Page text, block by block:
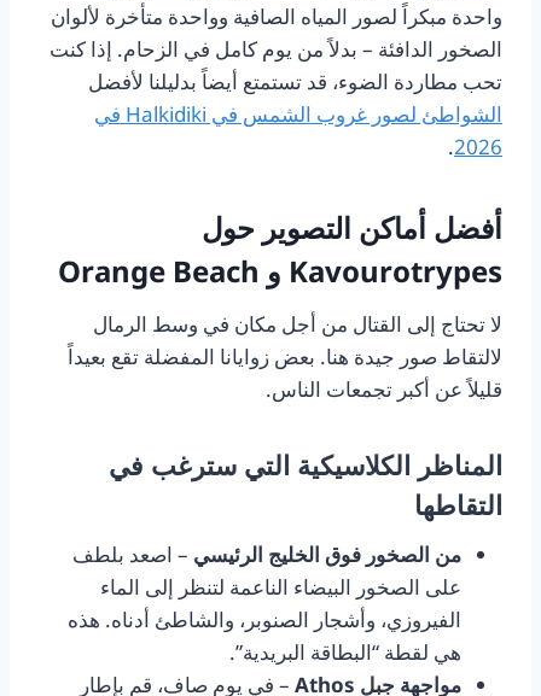
واحدة مبكراً لصور المياه الصافية وواحدة متأخرة لألوان
الصخور الدافئة – بدلاً من يوم كامل في الزحام. إذا كنت
تحب مطاردة الضوء، قد تستمتع أيضاً بدليلنا لأفضل
الشواطئ لصور غروب الشمس في Halkidiki في
2026
.
أفضل أماكن التصوير حول
Kavourotrypes و Orange Beach
لا تحتاج إلى القتال من أجل مكان في وسط الرمال
لالتقاط صور جيدة هنا. بعض زوايانا المفضلة تقع بعيداً
قليلاً عن أكبر تجمعات الناس.
المناظر الكلاسيكية التي سترغب في
التقاطها
من الصخور فوق الخليج الرئيسي – اصعد بلطف
على الصخور البيضاء الناعمة لتنظر إلى الماء
الفيروزي، وأشجار الصنوبر، والشاطئ أدناه. هذه
هي لقطة “البطاقة البريدية”.
مواجهة جبل Athos
– في يوم صاف، قم بإطار